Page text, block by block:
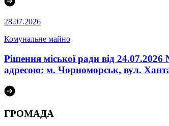
28.07.2026
Комунальне майно
Рішення міської ради від
адресою: м. Чорноморськ, вул.
ГРОМАДА